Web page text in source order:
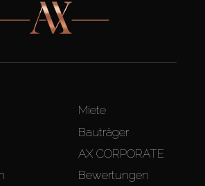
Miete
Bauträger
AX CORPORATE
Bewertungen